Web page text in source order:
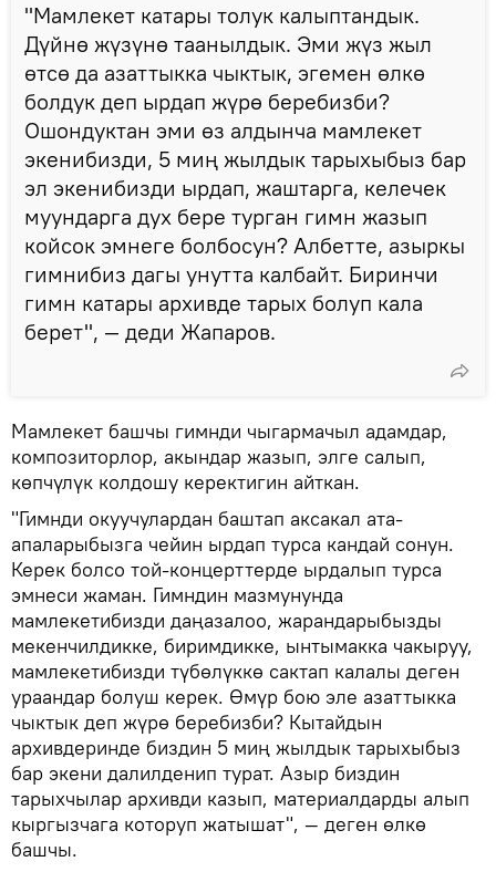
"Мамлекет катары толук калыптандык.
Дүйнө жүзүнө таанылдык. Эми жүз жыл
өтсө да азаттыкка чыктык, эгемен өлкө
болдук деп ырдап жүрө беребизби?
Ошондуктан эми өз алдынча мамлекет
экенибизди, 5 миң жылдык тарыхыбыз бар
эл экенибизди ырдап, жаштарга, келечек
муундарга дух бере турган гимн жазып
койсок эмнеге болбосун? Албетте, азыркы
гимнибиз дагы унутта калбайт. Биринчи
гимн катары архивде тарых болуп кала
берет", — деди Жапаров.
Мамлекет башчы гимнди чыгармачыл адамдар,
композиторлор, акындар жазып, элге салып,
көпчүлүк колдошу керектигин айткан.
"Гимнди окуучулардан баштап аксакал ата-
апаларыбызга чейин ырдап турса кандай сонун.
Керек болсо той-концерттерде ырдалып турса
эмнеси жаман. Гимндин мазмунунда
мамлекетибизди даңазалоо, жарандарыбызды
мекенчилдикке, биримдикке, ынтымакка чакыруу,
мамлекетибизди түбөлүккө сактап калалы деген
ураандар болуш керек. Өмүр бою эле азаттыкка
чыктык деп жүрө беребизби? Кытайдын
архивдеринде биздин 5 миң жылдык тарыхыбыз
бар экени далилденип турат. Азыр биздин
тарыхчылар архивди казып, материалдарды алып
кыргызчага которуп жатышат", — деген өлкө
башчы.